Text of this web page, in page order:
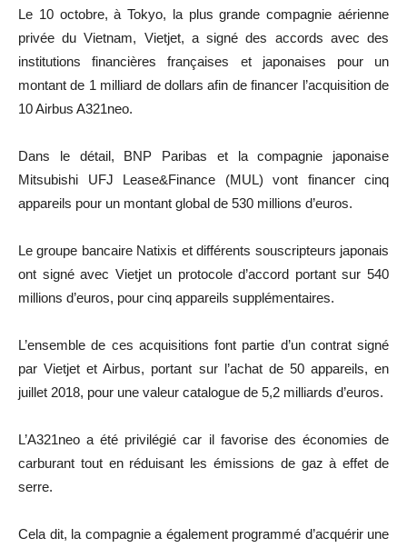
Le 10 octobre, à Tokyo, la plus grande compagnie aérienne
privée du Vietnam, Vietjet, a signé des accords avec des
institutions financières françaises et japonaises pour un
montant de 1 milliard de dollars afin de financer l’acquisition de
10 Airbus A321neo.
Dans le détail, BNP Paribas et la compagnie japonaise
Mitsubishi UFJ Lease&Finance (MUL) vont financer cinq
appareils pour un montant global de 530 millions d’euros.
Le groupe bancaire Natixis et différents souscripteurs japonais
ont signé avec Vietjet un protocole d’accord portant sur 540
millions d’euros, pour cinq appareils supplémentaires.
L’ensemble de ces acquisitions font partie d’un contrat signé
par Vietjet et Airbus, portant sur l’achat de 50 appareils, en
juillet 2018, pour une valeur catalogue de 5,2 milliards d’euros.
L’A321neo a été privilégié car il favorise des économies de
carburant tout en réduisant les émissions de gaz à effet de
serre.
Cela dit, la compagnie a également programmé d’acquérir une